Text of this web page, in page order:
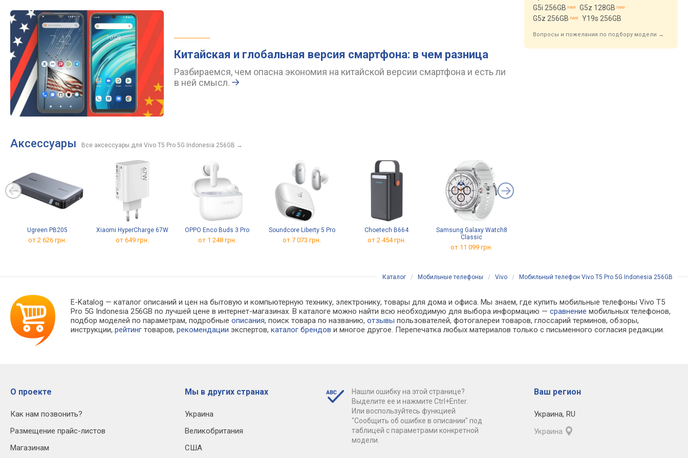
Китайская и глобальная версия смартфона: в чем разница
Разбираемся, чем опасна экономия на китайской версии смартфона и есть ли
в ней смысл.
Аксессуары Все аксессуары для Vivo T5 Pro 5G Indonesia 256GB →
Ugreen PB205
от 2 626 грн.
Xiaomi HyperCharge 67W
от 649 грн.
OPPO Enco Buds 3 Pro
от 1 248 грн.
Soundcore Liberty 5 Pro
от 7 073 грн.
Choetech B664
от 2 454 грн.
Samsung Galaxy Watch8
Classic
от 11 099 грн.
G5i 256GB
G5z 128GB
G5z 256GB
Y19s 256GB
Вопросы и пожелания по подбору модели →
Каталог / Мобильные телефоны / Vivo / Мобильный телефон Vivo T5 Pro 5G Indonesia 256GB
E-Katalog — каталог описаний и цен на бытовую и компьютерную технику, электронику, товары для дома и офиса. Мы знаем, где купить мобильные телефоны Vivo T5
Pro 5G Indonesia 256GB по лучшей цене в интернет-магазинах. В каталоге можно найти всю необходимую для выбора информацию —сравнение мобильных телефонов,
подбор моделей по параметрам, подробныеописания, поиск товара по названию,отзывы пользователей, фотогалереи товаров, глоссарий терминов, обзоры,
инструкции,рейтинг товаров,рекомендации экспертов,каталог брендов и многое другое. Перепечатка любых материалов только с письменного согласия редакции.
О проекте
Как нам позвонить?
Размещение прайс-листов
Магазинам
Мы в других странах
Украина
Великобритания
США
Нашли ошибку на этой странице?
Выделите ее и нажмите Ctrl+Enter.
Или воспользуйтесь функцией
"Сообщить об ошибке в описании" под
таблицей с параметрами конкретной
модели.
Ваш регион
Украина, RU
Украина